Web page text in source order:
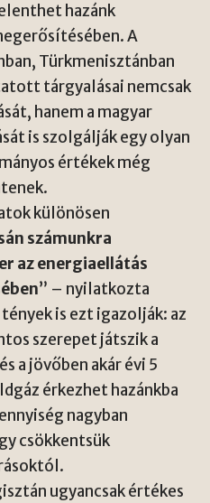
hazánk
A
Türkmenisztánban
tárgyalásai nemcsak
hanem a magyar
is szolgálják egy olyan
értékek még
különösen
számunkra
az energiaellátás
” – nyilatkozta
is ezt igazolják: az
szerepet játszik a
a jövőben akár évi 5
érkezhet hazánkba
nagyban
csökkentsük
ugyancsak értékes